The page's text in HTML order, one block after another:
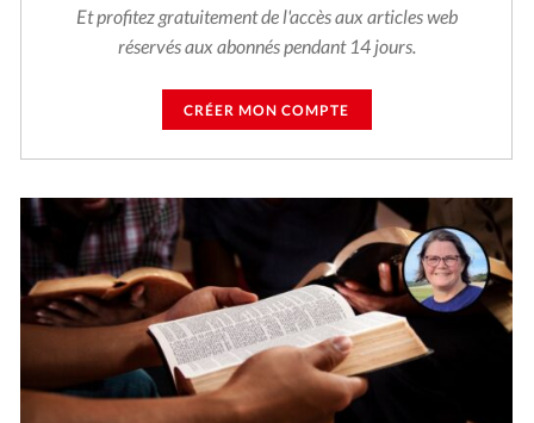
Et profitez gratuitement de l'accès aux articles web
réservés aux abonnés pendant 14 jours.
CRÉER MON COMPTE